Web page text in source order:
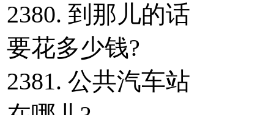
2380. 到那儿的话
要花多少钱?
2381. 公共汽车站